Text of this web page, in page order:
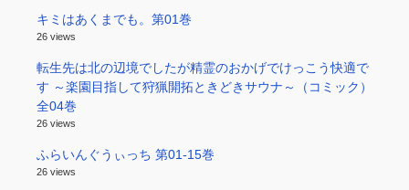
キミはあくまでも。第01巻
26 views
転生先は北の辺境でしたが精霊のおかげでけっこう快適で
す ～楽園目指して狩猟開拓ときどきサウナ～（コミック）
全04巻
26 views
ふらいんぐうぃっち 第01-15巻
26 views